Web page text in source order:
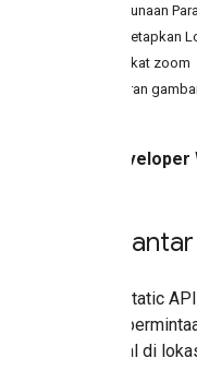
Penggunaan
Menetapkan
Tingkat zoom
Ukuran
Pengantar
Maps Static
setiap
opsional di